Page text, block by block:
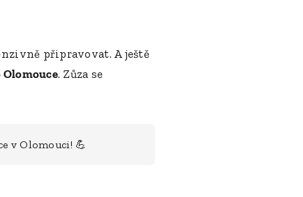
připravovat. A ještě
Olomouce. Zůza se
v Olomouci! 💪